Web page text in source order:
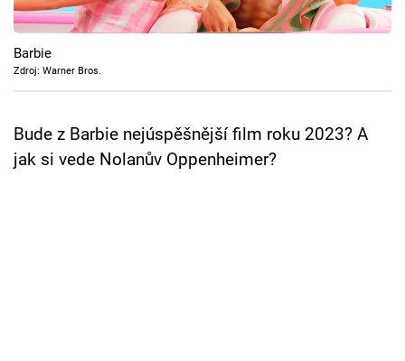
Cool Esport
Pořady
Sledujte prima+
Barbie
Zdroj: Warner Bros.
Bude z Barbie nejúspěšnější film roku 2023? A
jak si vede Nolanův Oppenheimer?